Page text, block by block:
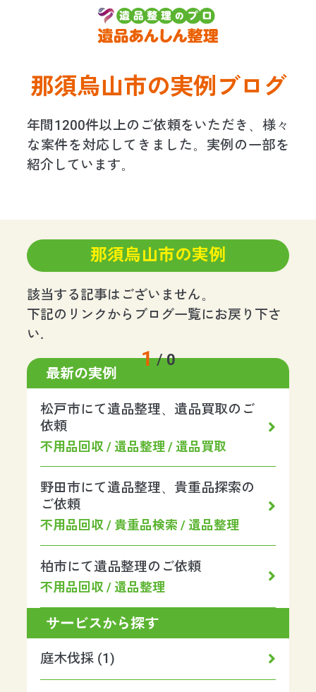
那須烏山市の実例ブログ
年間1200件以上のご依頼をいただき、様々
な案件を対応してきました。実例の一部を
紹介しています。
那須烏山市の実例
該当する記事はございません。
下記のリンクからブログ一覧にお戻り下さ
い.
1/0
最新の実例
松戸市にて遺品整理、遺品買取のご
依頼
不用品回収 / 遺品整理 / 遺品買取
野田市にて遺品整理、貴重品探索の
ご依頼
不用品回収 / 貴重品検索 / 遺品整理
柏市にて遺品整理のご依頼
不用品回収 / 遺品整理
サービスから探す
庭木伐採 (1)